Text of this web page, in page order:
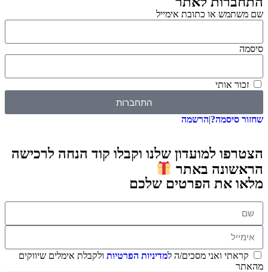
שם משתמש או כתובת אימייל
סיסמה
זכור אותי
התחברות
שחזור סיסמה?|הרשמה
הצטרפו למועדון שלנו וקבלו קוד הנחה לרכישה
הראשונה באתר
מלאו את הפרטים שלכם
קראתי ואני מסכים/ה למדיניות הפרטיות ולקבלת אימלים שיווקים
מהאתר